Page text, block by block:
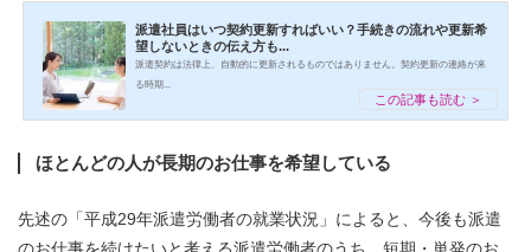
派遣社員はいつ契約更新すればいい？手続きの流れや更新希
望しないときの伝え方も...
派遣契約は法律上、自動的に更新されるものではありません。契約更新の連絡が来
る時期...
この記事も読む ＞
ほとんどの人が長期のお仕事を希望している
先述の「平成29年派遣労働者の就業状況」によると、今後も派遣